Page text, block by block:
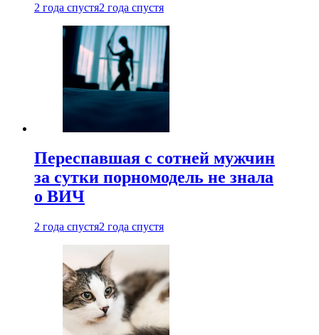
2 года спустя2 года спустя
Переспавшая с сотней мужчин
за сутки порномодель не знала
о ВИЧ
2 года спустя2 года спустя